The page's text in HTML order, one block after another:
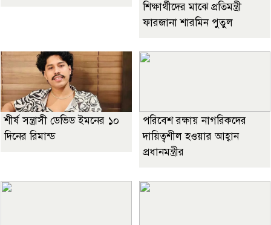
শিক্ষার্থীদের মাঝে প্রতিমন্ত্রী
ফারজানা শারমিন পুতুল
শীর্ষ সন্ত্রাসী ডেভিড ইমনের ১০
দিনের রিমান্ড
পরিবেশ রক্ষায় নাগরিকদের
দায়িত্বশীল হওয়ার আহ্বান
প্রধানমন্ত্রীর